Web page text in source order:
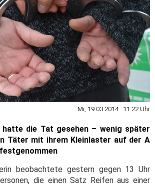
Mi, 19.03.2014 11:22 Uhr
hatte die Tat gesehen – wenig später
Täter mit ihrem Kleinlaster auf der A
beobachtete gestern gegen 13 Uhr
die einen Satz Reifen aus einer